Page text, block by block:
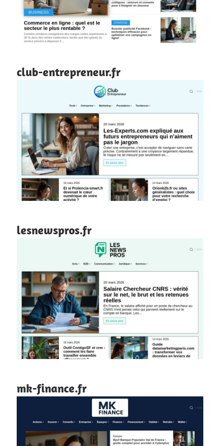
club-entrepreneur.fr
lesnewspros.fr
mk-finance.fr